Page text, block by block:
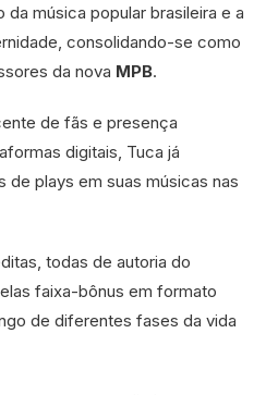
música popular brasileira e a
consolidando-se como
da nova MPB.
de fãs e presença
digitais, Tuca já
de plays em suas músicas nas
todas de autoria do
faixa-bônus em formato
de diferentes fases da vida